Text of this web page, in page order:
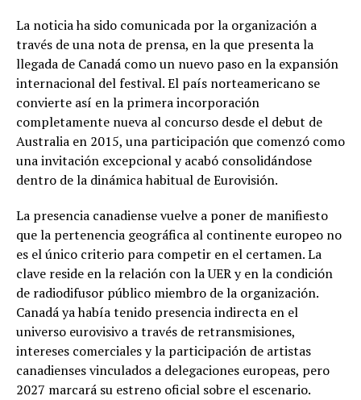
La noticia ha sido comunicada por la organización a
través de una nota de prensa, en la que presenta la
llegada de Canadá como un nuevo paso en la expansión
internacional del festival. El país norteamericano se
convierte así en la primera incorporación
completamente nueva al concurso desde el debut de
Australia en 2015, una participación que comenzó como
una invitación excepcional y acabó consolidándose
dentro de la dinámica habitual de Eurovisión.
La presencia canadiense vuelve a poner de manifiesto
que la pertenencia geográfica al continente europeo no
es el único criterio para competir en el certamen. La
clave reside en la relación con la UER y en la condición
de radiodifusor público miembro de la organización.
Canadá ya había tenido presencia indirecta en el
universo eurovisivo a través de retransmisiones,
intereses comerciales y la participación de artistas
canadienses vinculados a delegaciones europeas, pero
2027 marcará su estreno oficial sobre el escenario.